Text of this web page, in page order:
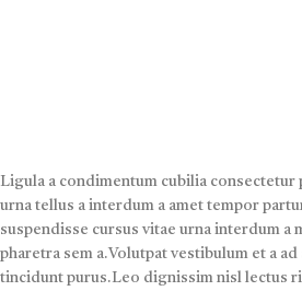
Ligula a condimentum cubilia
urna tellus a interdum a amet tempor
suspendisse cursus vitae urna interdum a
pharetra sem a.Volutpat vestibulum et a
tincidunt purus.Leo dignissim nisl lectus